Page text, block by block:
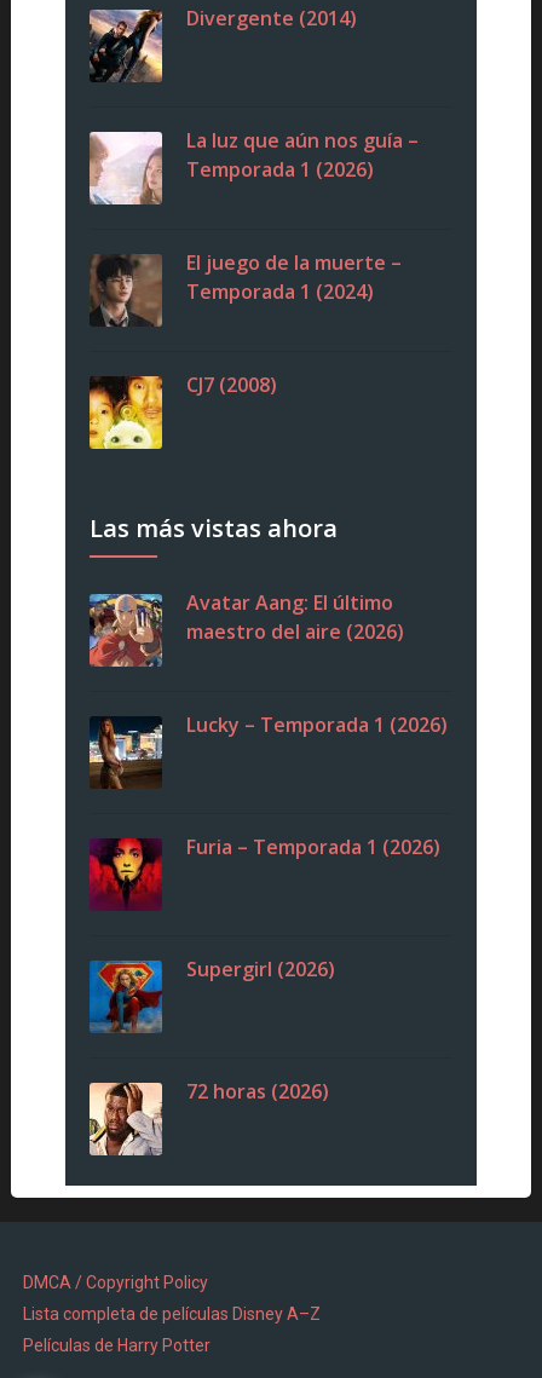
Divergente (2014)
La luz que aún nos guía –
Temporada 1 (2026)
El juego de la muerte –
Temporada 1 (2024)
CJ7 (2008)
Las más vistas ahora
Avatar Aang: El último
maestro del aire (2026)
Lucky – Temporada 1 (2026)
Furia – Temporada 1 (2026)
Supergirl (2026)
72 horas (2026)
DMCA / Copyright Policy
Lista completa de películas Disney A–Z
Películas de Harry Potter